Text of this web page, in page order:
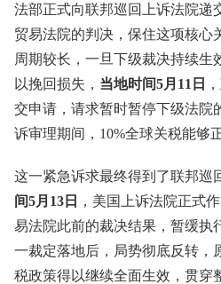
法部正式向联邦巡回上诉法院递
贸易法院的判决，保住这项核心
周期较长，一旦下级裁决持续生
以挽回损失， 当地时间5月11日
交申请，请求暂时暂停下级法院
诉审理期间，10%全球关税能够
这一紧急诉求最终得到了联邦巡
间5月13日
，美国上诉法院正式
易法院此前的裁决结果，暂缓执
一裁定落地后，局势彻底反转，
税政策得以继续全面生效，贯穿